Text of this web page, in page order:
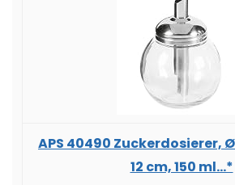
APS 40490 Zuckerdosierer,
12 cm, 150 ml...*